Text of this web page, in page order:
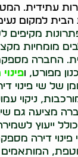
עתידית.
למקום
מקיפים
מומחיות
החברה
מפורט, ו
של שי פינוי
ניקוי
מציעה גם
ייעוץ
דירה